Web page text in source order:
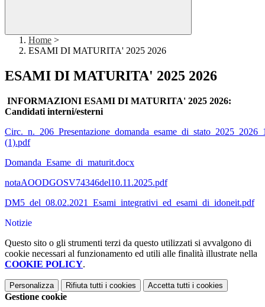
Home >
ESAMI DI MATURITA' 2025 2026
ESAMI DI MATURITA' 2025 2026
INFORMAZIONI ESAMI DI MATURITA' 2025 2026:
Candidati interni/esterni
(1).pdf
Domanda_Esame_di_maturit.docx
notaAOODGOSV74346del10.11.2025.pdf
DM5_del_08.02.2021_Esami_integrativi_ed_esami_di_idoneit.pdf
Notizie
Questo sito o gli strumenti terzi da questo utilizzati si avvalgono di
cookie necessari al funzionamento ed utili alle finalità illustrate nella
COOKIE POLICY.
Personalizza Rifiuta tutti i cookies Accetta tutti i cookies
Gestione cookie